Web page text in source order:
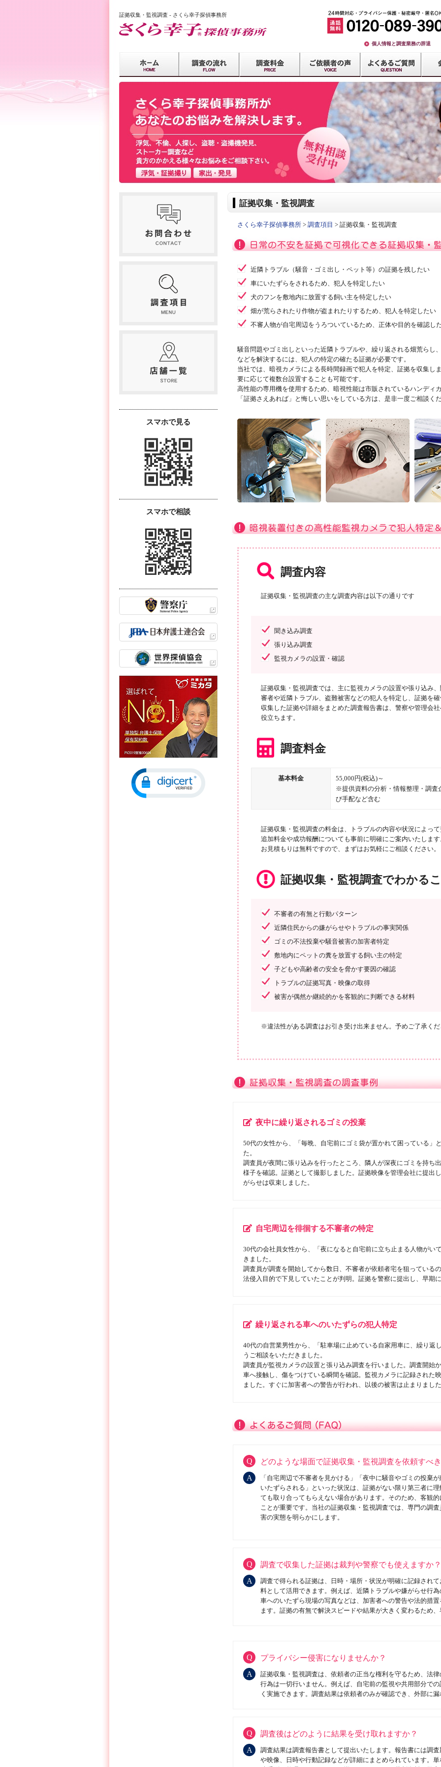
証拠収集・監視調査 - さくら幸子探偵事務所
個人情報と調査業務の辞退
証拠収集・監視調査
さくら幸子探偵事務所 > 調査項目 > 証拠収集・監視調査
近隣トラブル（騒音・ゴミ出し・ペット等）の証拠を残したい
車にいたずらをされるため、犯人を特定したい
犬のフンを敷地内に放置する飼い主を特定したい
畑が荒らされたり作物が盗まれたりするため、犯人を特定したい
不審人物が自宅周辺をうろついているため、正体や目的を確認し
騒音問題やゴミ出しといった近隣トラブルや、繰り返される畑荒らし
などを解決するには、犯人の特定の確たる証拠が必要です。
当社では、暗視カメラによる長時間録画で犯人を特定、証拠を収集し
要に応じて複数台設置することも可能です。
高性能の専用機を使用するため、暗視性能は市販されているハンディ
「証拠さえあれば」と悔しい思いをしている方は、是非一度ご相談く
調査内容
証拠収集・監視調査の主な調査内容は以下の通りです
聞き込み調査
張り込み調査
監視カメラの設置・確認
証拠収集・監視調査では、主に監視カメラの設置や張り込み
審者や近隣トラブル、盗難被害などの犯人を特定し、証拠を
収集した証拠や詳細をまとめた調査報告書は、警察や管理会
役立ちます。
調査料金
基本料金
55,000円(税込)～
※提供資料の分析・情報整理・調査
び手配など含む
証拠収集・監視調査の料金は、トラブルの内容や状況によっ
追加料金や成功報酬についても事前に明確にご案内いたしま
お見積もりは無料ですので、まずはお気軽にご相談ください。
証拠収集・監視調査でわかる
不審者の有無と行動パターン
近隣住民からの嫌がらせやトラブルの事実関係
ゴミの不法投棄や騒音被害の加害者特定
敷地内にペットの糞を放置する飼い主の特定
子どもや高齢者の安全を脅かす要因の確認
トラブルの証拠写真・映像の取得
被害が偶然か継続的かを客観的に判断できる材料
※違法性がある調査はお引き受け出来ません。予めご了承く
夜中に繰り返されるゴミの投棄
50代の女性から、「毎晩、自宅前にゴミ袋が置かれて困っている」
た。
調査員が夜間に張り込みを行ったところ、隣人が深夜にゴミを持ち
様子を確認。証拠として撮影しました。証拠映像を管理会社に提出
がらせは収束しました。
自宅周辺を徘徊する不審者の特定
30代の会社員女性から、「夜になると自宅前に立ち止まる人物がい
きました。
調査員が調査を開始してから数日、不審者が依頼者宅を狙っている
法侵入目的で下見していたことが判明。証拠を警察に提出し、早期
繰り返される車へのいたずらの犯人特定
40代の自営業男性から、「駐車場に止めている自家用車に、繰り返
うご相談をいただきました。
調査員が監視カメラの設置と張り込み調査を行いました。調査開始
車へ接触し、傷をつけている瞬間を確認。監視カメラに記録された
ました。すぐに加害者への警告が行われ、以後の被害は止まりまし
どのような場面で証拠収集・監視調査を依頼すべ
「自宅周辺で不審者を見かける」「夜中に騒音やゴミの投棄
いたずらされる」といった状況は、証拠がない限り第三者に
ても取り合ってもらえない場合があります。そのため、客観
ことが重要です。当社の証拠収集・監視調査では、専門の調
害の実態を明らかにします。
調査で収集した証拠は裁判や警察でも使えますか？
調査で得られる証拠は、日時・場所・状況が明確に記録され
料として活用できます。例えば、近隣トラブルや嫌がらせ行
車へのいたずら現場の写真などは、加害者への警告や法的措
ます。証拠の有無で解決スピードや結果が大きく変わるため
プライバシー侵害になりませんか？
証拠収集・監視調査は、依頼者の正当な権利を守るため、法
行為は一切行いません。例えば、自宅前の監視や共用部分で
く実施できます。調査結果は依頼者のみが確認でき、外部に
調査後はどのように結果を受け取れますか？
調査結果は調査報告書として提出いたします。報告書には調
や映像、日時や行動記録などが詳細にまとめられています。
スマホで見る
スマホで相談